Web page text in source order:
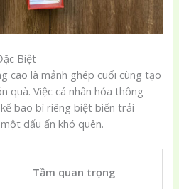
Biệt
cao là mảnh ghép cuối cùng tạo
quà. Việc cá nhân hóa thông
bao bì riêng biệt biến trải
dấu ấn khó quên.
Tầm quan trọng